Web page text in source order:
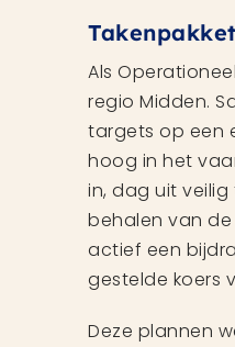
Takenpakket
Als
regio Midden.
targets op een
hoog in het
in, dag uit
behalen van
actief een
gestelde koers
Deze plannen